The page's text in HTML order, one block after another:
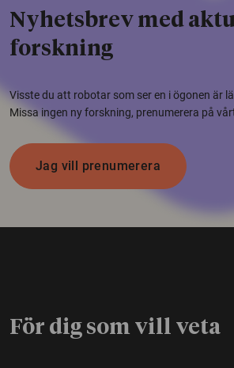
Nyhetsbrev med
forskning
Visste du att robotar som ser en i ögonen är
Missa ingen ny forskning, prenumerera på
Jag vill prenumerera
För dig som vill veta